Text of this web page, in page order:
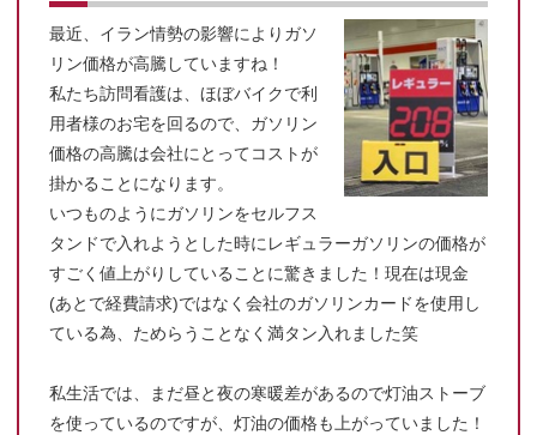
最近、イラン情勢の影響によりガソ
リン価格が高騰していますね！
私たち訪問看護は、ほぼバイクで利
用者様のお宅を回るので、ガソリン
価格の高騰は会社にとってコストが
掛かることになります。
いつものようにガソリンをセルフス
タンドで入れようとした時にレギュラーガソリンの価格が
すごく値上がりしていることに驚きました！現在は現金
(あとで経費請求)ではなく会社のガソリンカードを使用し
ている為、ためらうことなく満タン入れました笑
私生活では、まだ昼と夜の寒暖差があるので灯油ストーブ
を使っているのですが、灯油の価格も上がっていました！